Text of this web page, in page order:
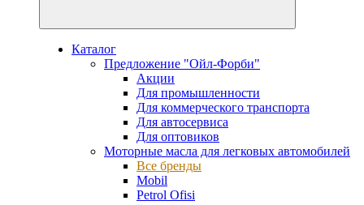
Каталог
Предложение "Ойл-Форби"
Акции
Для промышленности
Для коммерческого транспорта
Для автосервиса
Для оптовиков
Моторные масла для легковых автомобилей
Все бренды
Mobil
Petrol Ofisi